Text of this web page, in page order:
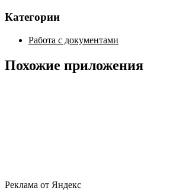
Категории
Работа с документами
Похожие приложения
Реклама от Яндекс